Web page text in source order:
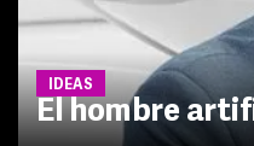
IDEAS
El hombre